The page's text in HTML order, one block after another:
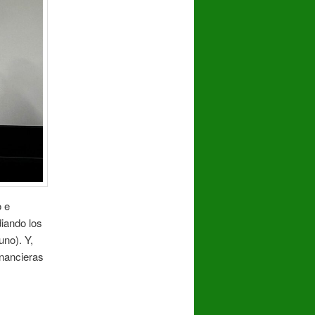
e
los
Y,